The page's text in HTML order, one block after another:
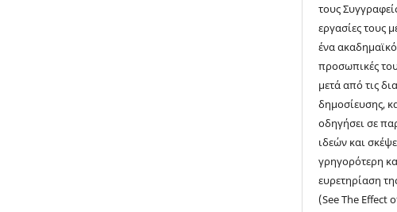
τους
εργασίες τους
ένα
προσωπικές
μετά από τις
δημοσίευσης,
οδηγήσει σε
ιδεών και
γρηγορότερη
ευρετηρίαση
(See The Effect